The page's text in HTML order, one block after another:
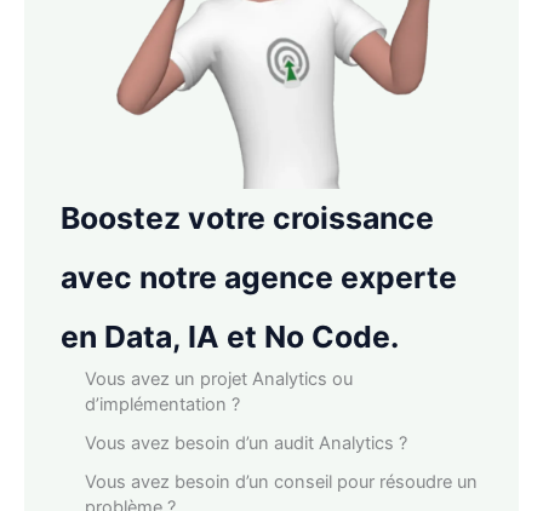
Boostez votre croissance
avec notre agence experte
en Data, IA et No Code.
Vous avez un projet Analytics ou
d’implémentation ?
Vous avez besoin d’un audit Analytics ?
Vous avez besoin d’un conseil pour résoudre un